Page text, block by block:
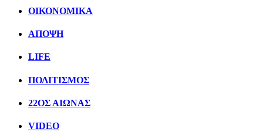
ΟΙΚΟΝΟΜΙΚΑ
ΑΠΟΨΗ
LIFE
ΠΟΛΙΤIΣΜΟΣ
22ΟΣ ΑΙΩΝΑΣ
VIDEO